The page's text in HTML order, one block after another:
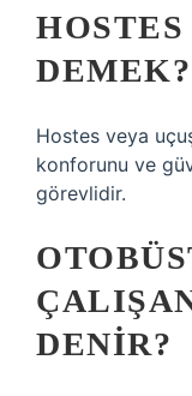
DEMEK?
Hostes veya
konforunu ve
görevlidir.
DENIR?